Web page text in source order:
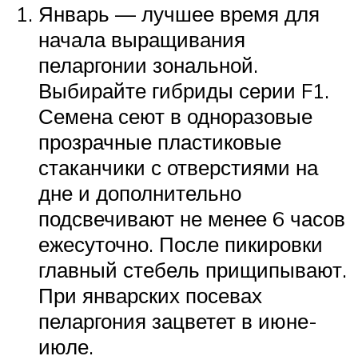
Январь — лучшее время для
начала выращивания
пеларгонии зональной.
Выбирайте гибриды серии F1.
Семена сеют в одноразовые
прозрачные пластиковые
стаканчики с отверстиями на
дне и дополнительно
подсвечивают не менее 6 часов
ежесуточно. После пикировки
главный стебель прищипывают.
При январских посевах
пеларгония зацветет в июне-
июле.